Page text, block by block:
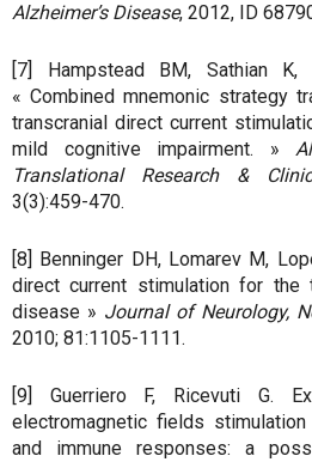
Alzheimer’s Disease, 2012, ID
[7] Hampstead BM, Sathian
« Combined mnemonic strategy
transcranial direct current
mild cognitive impairment. »
Translational Research &
3(3):459-470.
[8] Benninger DH, Lomarev M,
direct current stimulation for the
disease » Journal of Neurology,
2010; 81:1105-1111.
[9] Guerriero F, Ricevuti G.
electromagnetic fields
and immune responses: a